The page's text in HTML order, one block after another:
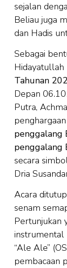
sejalan
Beliau juga
dan Hadis
Sebagai
Tahunan
Depan
Putra,
penggalang
penggalang
secara
Dria
Acara
senam
Pertunjukan
instrumental
“Ale Ale”
pembacaan